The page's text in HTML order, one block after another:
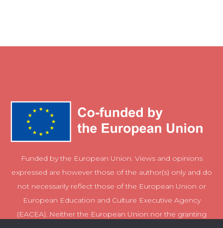
Funded by the European Union. Views and opinions
expressed are however those of the author(s) only and do
not necessarily reflect those of the European Union or
European Education and Culture Executive Agency
(EACEA). Neither the European Union nor the granting